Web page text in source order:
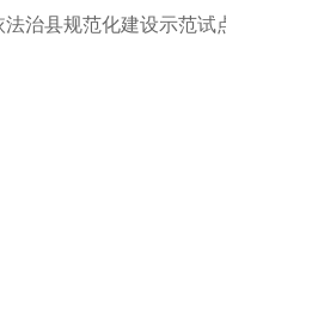
治县规范化建设示范试点工作